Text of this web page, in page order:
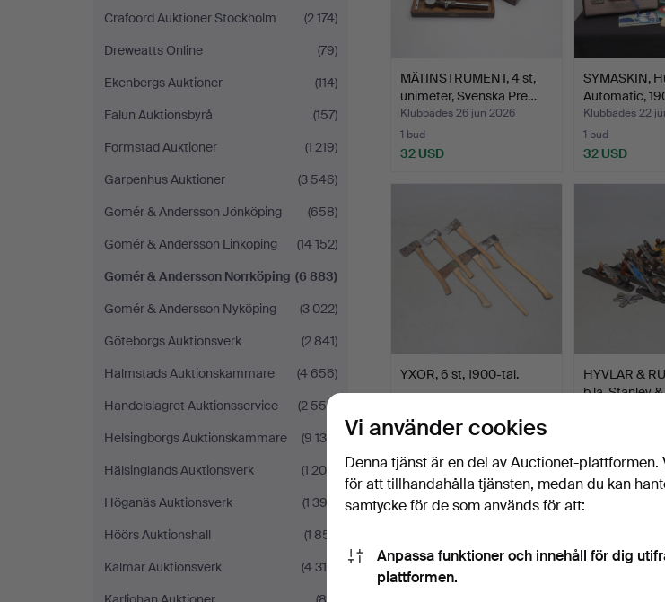
Crafoord Auktioner Stockholm
(2 174)
Dreweatts Online
(79)
Ekenbergs Auktioner
(114)
Falun Auktionsbyrå
(157)
Formstad Auktioner
(1 219)
Garpenhus Auktioner
(3 546)
Gomér & Andersson Jönköping
(658)
Gomér & Andersson Linköping
(14 152)
Gomér & Andersson Norrköping (6 883)
Gomér & Andersson Nyköping
(3 022)
Göteborgs Auktionsverk
(2 841)
Halmstads Auktionskammare
(4 656)
Handelslagret Auktionsservice
(2 555)
Helsingborgs Auktionskammare
(9 135)
Hälsinglands Auktionsverk
(1 208)
Höganäs Auktionsverk
(1 392)
Höörs Auktionshall
(1 851)
Kalmar Auktionsverk
(4 319)
MÄTINSTRUMENT, 4 st,
unimeter, Svenska Pre…
Klubbades 26 jun 2026
1 bud
32 USD
SYMASKIN,
Automatic,
Klubbades 22
1 bud
32 USD
YXOR, 6 st, 1900-tal.
1 bud
HYVLAR &
b.la. Stanley
Vi använder cookies
Denna tjänst är en del av Auctionet-
för att tillhandahålla tjänsten, medan du kan
samtycke för de som används för att:
Anpassa funktioner och innehåll för dig
plattformen.